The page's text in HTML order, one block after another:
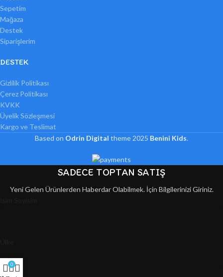
Sepetim
Mağaza
Destek
Siparişlerim
DESTEK
Gizlilik Politikası
Çerez Politikası
KVKK
Üyelik Sözleşmesi
Kargo ve Teslimat
Based on Odrin Digital theme 2025 Benini Kids.
SADECE TOPTAN SATIŞ
Yeni Gelen Ürünlerden Haberdar Olabilmek. İçin Bilgilerinizi Giriniz.
0